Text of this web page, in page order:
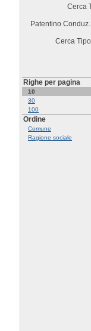
Cerca
Patentino
Cerca
Righe per pagina
10
30
100
Ordine
Comune
Ragione sociale